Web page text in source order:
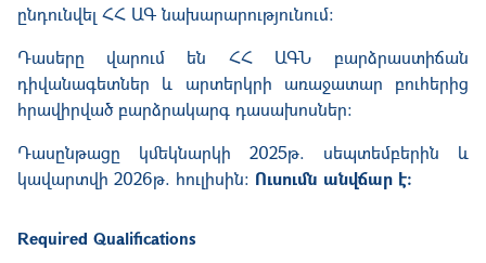
ընդունվել ՀՀ ԱԳ նախարարությունում:
Դասերը վարում են ՀՀ ԱԳՆ բարձրաստիճան
դիվանագետներ և արտերկրի առաջատար բուհերից
հրավիրված բարձրակարգ դասախոսներ:
Դասընթացը կմեկնարկի 2025թ. սեպտեմբերին և
կավարտվի 2026թ. հուլիսին: Ուսումն անվճար է:
Required Qualifications